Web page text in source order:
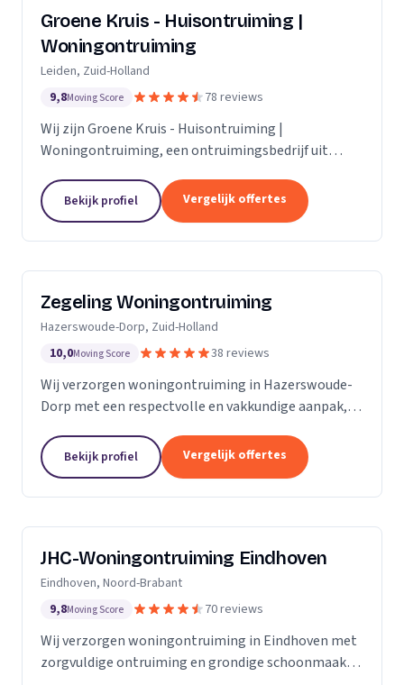
Groene Kruis - Huisontruiming |
Woningontruiming
Leiden, Zuid-Holland
9,8Moving Score 78 reviews
Wij zijn Groene Kruis - Huisontruiming |
Woningontruiming, een ontruimingsbedrijf uit
Bekijk profiel Vergelijk offertes
Zegeling Woningontruiming
Hazerswoude-Dorp, Zuid-Holland
10,0Moving Score 38 reviews
Wij verzorgen woningontruiming in Hazerswoude-
Dorp met een respectvolle en vakkundige aanpak,
Bekijk profiel Vergelijk offertes
JHC-Woningontruiming Eindhoven
Eindhoven, Noord-Brabant
9,8Moving Score 70 reviews
Wij verzorgen woningontruiming in Eindhoven met
zorgvuldige ontruiming en grondige schoonmaak